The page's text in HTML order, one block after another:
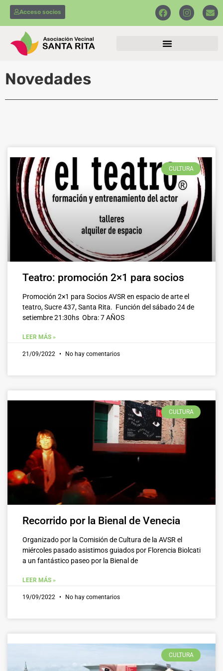
Acceso socios
Novedades
CULTURA
Teatro: promoción 2×1 para socios
Promoción 2×1 para Socios AVSR en espacio de arte el
teatro, Sucre 437, Santa Rita. Función del sábado 24 de
setiembre 21:30hs Obra: 7 AÑOS
LEER MÁS »
21/09/2022 No hay comentarios
CULTURA
Recorrido por la Bienal de Venecia
Organizado por la Comisión de Cultura de la AVSR el
miércoles pasado asistimos guiados por Florencia Biolcati
a un fantástico paseo por la Bienal de
LEER MÁS »
19/09/2022 No hay comentarios
CULTURA